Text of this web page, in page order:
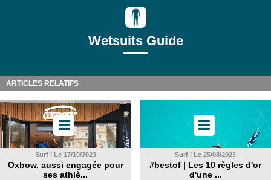
Wetsuits Guide
ARTICLES RELATIFS
Surf | Le 17/10/2023
Oxbow, aussi engagée pour
ses athlè...
Surf | Le 25/08/2023
#bestof | Les 10 règles d'or
d'une ...